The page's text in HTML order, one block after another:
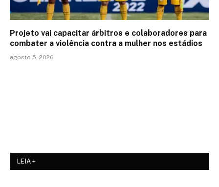
Projeto vai capacitar árbitros e colaboradores para
combater a violência contra a mulher nos estádios
agosto 5, 2026
LEIA +